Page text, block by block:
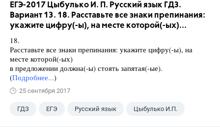
ЕГЭ-2017 Цыбулько И. П. Русский язык ГДЗ.
Вариант 13. 18. Расставьте все знаки препинания:
укажите цифру(-ы), на месте которой(-ых)...
18.
Расставьте все знаки препинания: укажите цифру(-ы), на
месте которой(-ых)
в предложении должна(-ы) стоять запятая(-ые).
(Подробнее...)
25 сентября 2017
ГДЗ ЕГЭ Русский язык Цыбулько И.П.